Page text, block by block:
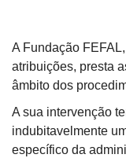
A Fundação
atribuições, presta
âmbito dos
A sua intervenção
indubitavelmente
específico da